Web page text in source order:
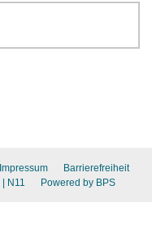
Impressum
Barrierefreiheit
| N11 Powered by BPS